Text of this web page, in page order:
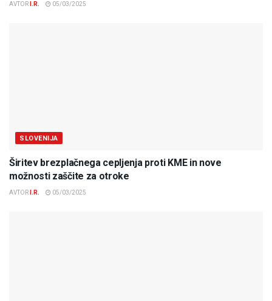
AVTOR I.R. 05/03/2025
SLOVENIJA
Širitev brezplačnega cepljenja proti KME in nove
možnosti zaščite za otroke
AVTOR I.R. 05/03/2025